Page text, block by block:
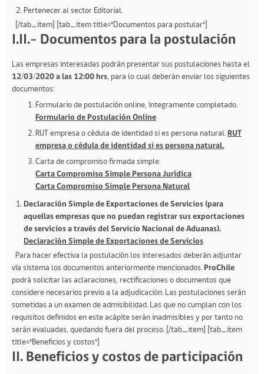
Pertenecer al sector Editorial.
[/tab_item] [tab_item title="Documentos para postular"]
I.II.- Documentos para la postulación
Las empresas interesadas podrán presentar sus postulaciones hasta el
12/03/2020 a las 12:00 hrs, para lo cual deberán enviar los siguientes
documentos:
Formulario de postulación online, íntegramente completado.
Formulario de Postulación Online
RUT empresa o cédula de identidad si es persona natural. RUT
empresa o cédula de identidad si es persona natural.
Carta de compromiso firmada simple:
Carta Compromiso Simple Persona Jurídica
Carta Compromiso Simple Persona Natural
Declaración Simple de Exportaciones de Servicios (para
aquellas empresas que no puedan registrar sus exportaciones
de servicios a través del Servicio Nacional de Aduanas).
Declaración Simple de Exportaciones de Servicios
Para hacer efectiva la postulación los interesados deberán adjuntar
vía sistema los documentos anteriormente mencionados. ProChile
podrá solicitar las aclaraciones, rectificaciones o documentos que
considere necesarios previo a la adjudicación. Las postulaciones serán
sometidas a un examen de admisibilidad. Las que no cumplan con los
requisitos definidos en este acápite serán inadmisibles y por tanto no
serán evaluadas, quedando fuera del proceso. [/tab_item] [tab_item
title="Beneficios y costos"]
II. Beneficios y costos de participación